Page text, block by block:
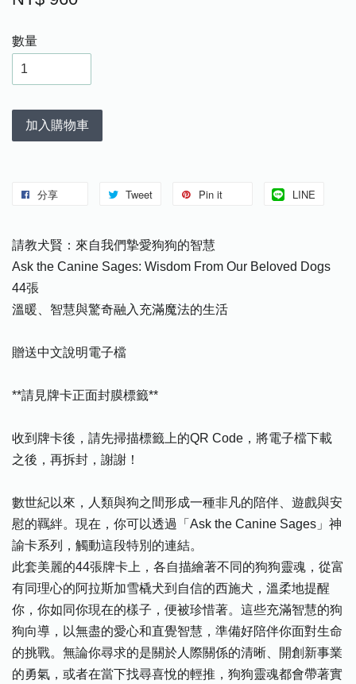
數量
加入購物車
分享 Tweet Pin it LINE
請教犬賢：來自我們摯愛狗狗的智慧
Ask the Canine Sages: Wisdom From Our Beloved Dogs
44張
溫暖、智慧與驚奇融入充滿魔法的生活
贈送中文說明電子檔
**請見牌卡正面封膜標籤**
收到牌卡後，請先掃描標籤上的QR Code，將電子檔下載
之後，再拆封，謝謝！
數世紀以來，人類與狗之間形成一種非凡的陪伴、遊戲與安
慰的羈絆。現在，你可以透過「Ask the Canine Sages」神
諭卡系列，觸動這段特別的連結。
此套美麗的44張牌卡上，各自描繪著不同的狗狗靈魂，從富
有同理心的阿拉斯加雪橇犬到自信的西施犬，溫柔地提醒
你，你如同你現在的樣子，便被珍惜著。這些充滿智慧的狗
狗向導，以無盡的愛心和直覺智慧，準備好陪伴你面對生命
的挑戰。無論你尋求的是關於人際關係的清晰、開創新事業
的勇氣，或者在當下找尋喜悅的輕推，狗狗靈魂都會帶著實